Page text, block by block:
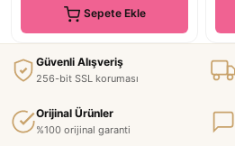
Sepete Ekle
Güvenli Alışveriş
256-bit SSL koruması
Orijinal Ürünler
%100 orijinal garanti